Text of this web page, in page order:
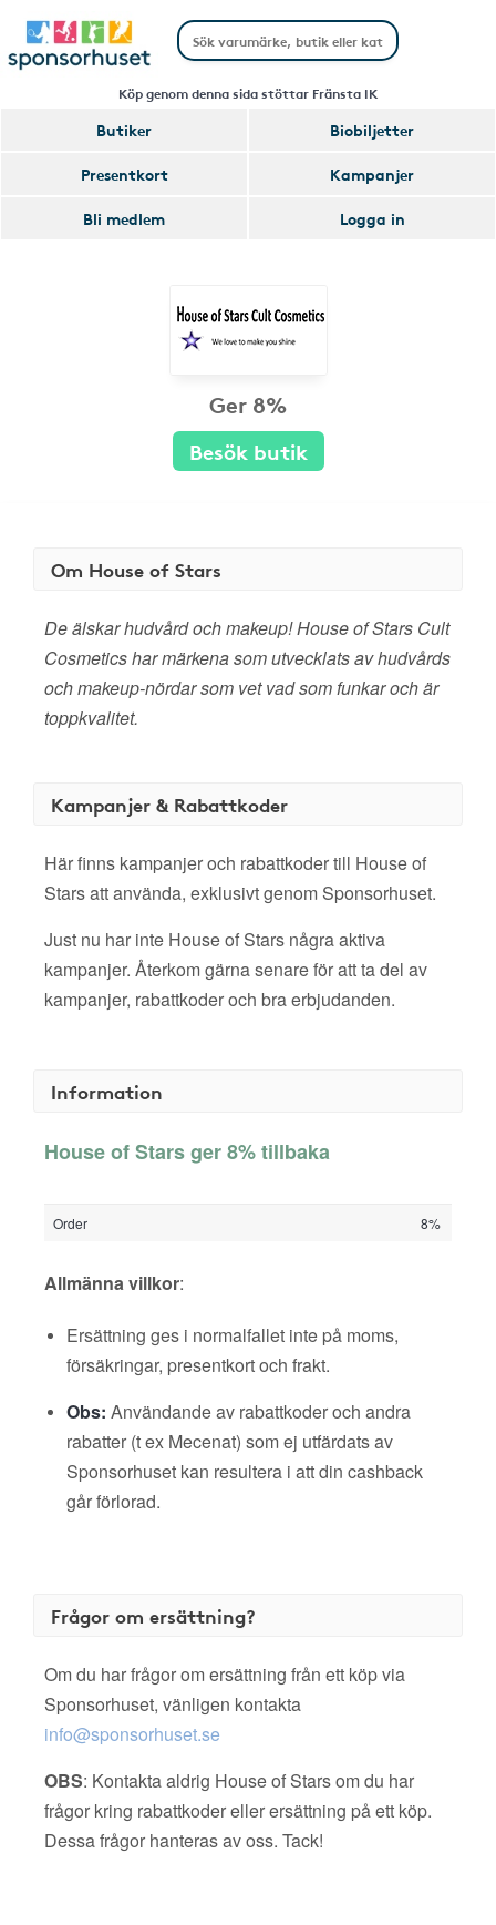
Köp genom denna sida stöttar Fränsta IK
Butiker
Biobiljetter
Presentkort
Kampanjer
Bli medlem
Logga in
Ger 8%
Besök butik
Om House of Stars
De älskar hudvård och makeup! House of Stars Cult
Cosmetics har märkena som utvecklats av hudvårds
och makeup-nördar som vet vad som funkar och är
toppkvalitet.
Kampanjer & Rabattkoder
Här finns kampanjer och rabattkoder till House of
Stars att använda, exklusivt genom Sponsorhuset.
Just nu har inte House of Stars några aktiva
kampanjer. Återkom gärna senare för att ta del av
kampanjer, rabattkoder och bra erbjudanden.
Information
House of Stars ger 8% tillbaka
Order 8%
Allmänna villkor:
Ersättning ges i normalfallet inte på moms,
försäkringar, presentkort och frakt.
Obs: Användande av rabattkoder och andra
rabatter (t ex Mecenat) som ej utfärdats av
Sponsorhuset kan resultera i att din cashback
går förlorad.
Frågor om ersättning?
Om du har frågor om ersättning från ett köp via
Sponsorhuset, vänligen kontakta
info@sponsorhuset.se
OBS: Kontakta aldrig House of Stars om du har
frågor kring rabattkoder eller ersättning på ett köp.
Dessa frågor hanteras av oss. Tack!